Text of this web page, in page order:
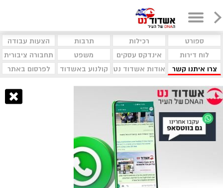
ספורט רכילות תרבות
הצעות עבודה
לוח דירות
אינדקס עסקים משפט
תחבורה ציבורית
צרו איתנו קשר
אודות אשדוד נט קולנוע באשדוד לפרסום באתר